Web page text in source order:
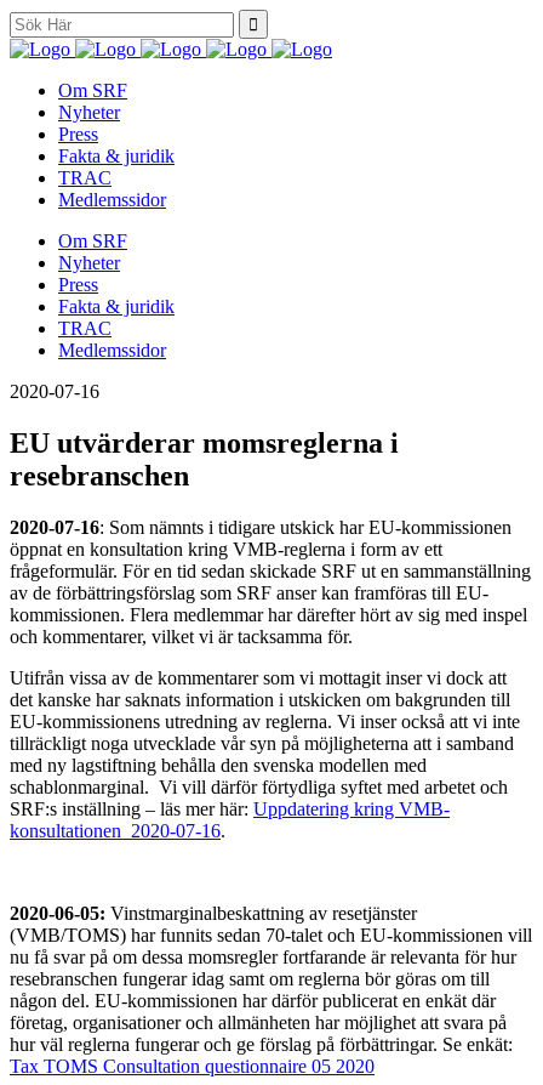
Search
for:
Om SRF
Nyheter
Press
Fakta & juridik
TRAC
Medlemssidor
Om SRF
Nyheter
Press
Fakta & juridik
TRAC
Medlemssidor
2020-07-16
EU utvärderar momsreglerna i
resebranschen
2020-07-16: Som nämnts i tidigare utskick har EU-kommissionen
öppnat en konsultation kring VMB-reglerna i form av ett
frågeformulär. För en tid sedan skickade SRF ut en sammanställning
av de förbättringsförslag som SRF anser kan framföras till EU-
kommissionen. Flera medlemmar har därefter hört av sig med inspel
och kommentarer, vilket vi är tacksamma för.
Utifrån vissa av de kommentarer som vi mottagit inser vi dock att
det kanske har saknats information i utskicken om bakgrunden till
EU-kommissionens utredning av reglerna. Vi inser också att vi inte
tillräckligt noga utvecklade vår syn på möjligheterna att i samband
med ny lagstiftning behålla den svenska modellen med
schablonmarginal. Vi vill därför förtydliga syftet med arbetet och
SRF:s inställning – läs mer här: Uppdatering kring VMB-
konsultationen_2020-07-16.
2020-06-05: Vinstmarginalbeskattning av resetjänster
(VMB/TOMS) har funnits sedan 70-talet och EU-kommissionen vill
nu få svar på om dessa momsregler fortfarande är relevanta för hur
resebranschen fungerar idag samt om reglerna bör göras om till
någon del. EU-kommissionen har därför publicerat en enkät där
företag, organisationer och allmänheten har möjlighet att svara på
hur väl reglerna fungerar och ge förslag på förbättringar. Se enkät:
Tax TOMS Consultation questionnaire 05 2020